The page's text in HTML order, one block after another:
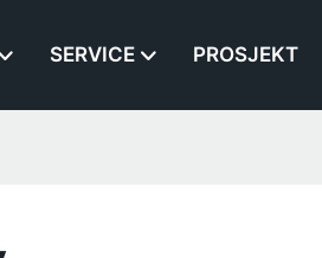
SERVICE PROSJEKT